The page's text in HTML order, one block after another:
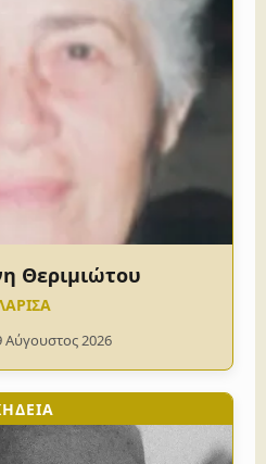
Θεριμιώτου
Αύγουστος 2026